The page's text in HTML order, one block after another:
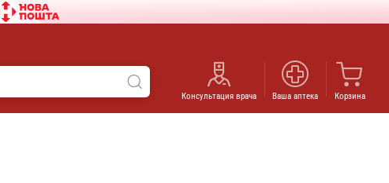
Консультация врача Ваша аптека Корзина